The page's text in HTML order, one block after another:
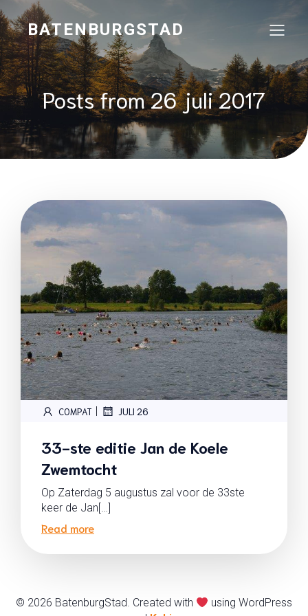
BATENBURGSTAD
Posts from 26 juli 2017
COMPAT | JULI 26
33-ste editie Jan de Koele
Zwemtocht
Op Zaterdag 5 augustus zal voor de 33ste
keer de Jan[…]
Read more
© 2026 BatenburgStad. Created with
using WordPress